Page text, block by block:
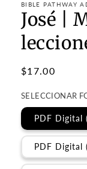
BIBLE PATHWAY
José |
Regular
$17.00
SELECCIONAR
PDF Digital
PDF Digital